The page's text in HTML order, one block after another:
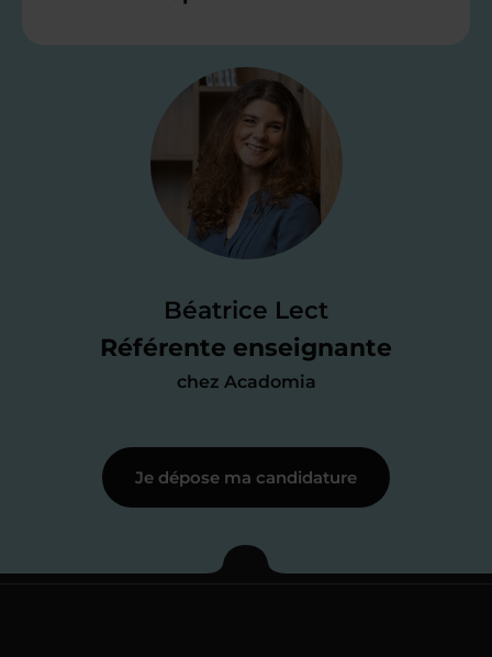
Béatrice Lect
Référente enseignante
chez Acadomia
Je valide ma
candidature
test de 15 minutes
des programmes scolaires(et pouvoir
me mettre à jour au besoin) et
j’échange en direct avec un chargé de
Étape 3
Je commence mes
Je dépose ma candidature